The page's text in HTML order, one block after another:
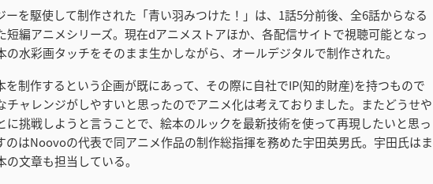
ーを駆使して制作された「青い羽みつけた！」は、1話5分前後、全6話からなる
短編アニメシリーズ。現在dアニメストアほか、各配信サイトで視聴可能となっ
の水彩画タッチをそのまま生かしながら、オールデジタルで制作された。
を制作するという企画が既にあって、その際に自社でIP(知的財産)を持つもので
チャレンジがしやすいと思ったのでアニメ化は考えておりました。またどうせや
に挑戦しようと言うことで、絵本のルックを最新技術を使って再現したいと思っ
のはNoovoの代表で同アニメ作品の制作総指揮を務めた宇田英男氏。宇田氏はま
文章も担当している。